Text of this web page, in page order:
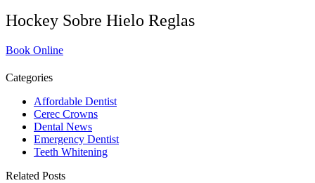
Hockey Sobre Hielo Reglas
Book Online
Categories
Affordable Dentist
Cerec Crowns
Dental News
Emergency Dentist
Teeth Whitening
Related Posts